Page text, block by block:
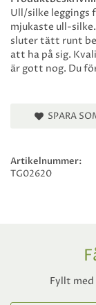
Ull/silke leggings
mjukaste ull-
sluter tätt runt
att ha på sig.
är gott nog. Du
SPARA
Artikelnummer:
TG02620
Fyllt